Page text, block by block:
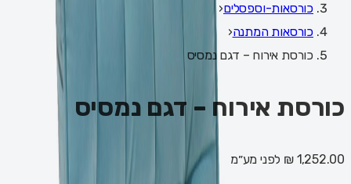
כורסאות-וספסלים‹
כורסאות המתנה‹
כורסת אירוח – דגם נמסיס
כורסת אירוח – דגם נמסיס
1,252.00 ₪ לפני מע״מ